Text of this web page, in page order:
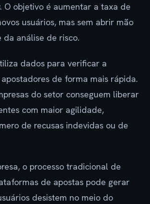
. O objetivo é aumentar a taxa de
usuários, mas sem abrir mão
da análise de risco.
dados para verificar a
de forma mais rápida.
do setor conseguem liberar
com maior agilidade,
de recusas indevidas ou de
o processo tradicional de
de apostas pode gerar
desistem no meio do